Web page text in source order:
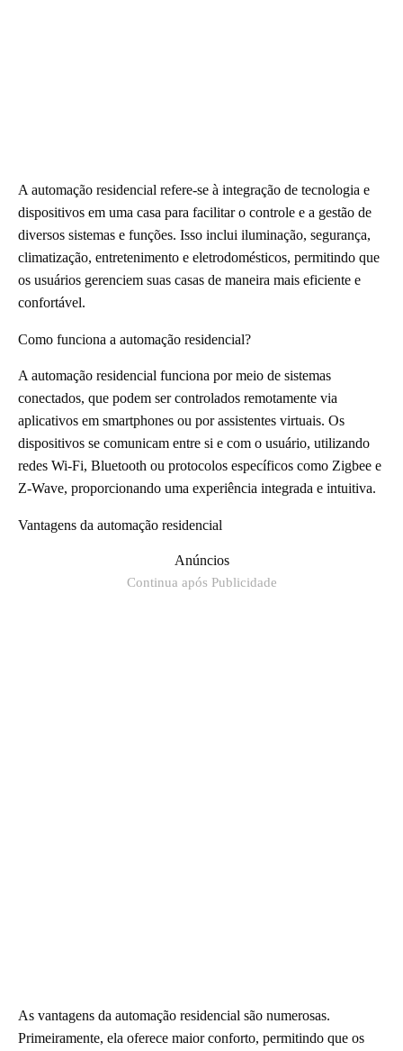
A automação residencial refere-se à integração de tecnologia e
dispositivos em uma casa para facilitar o controle e a gestão de
diversos sistemas e funções. Isso inclui iluminação, segurança,
climatização, entretenimento e eletrodomésticos, permitindo que
os usuários gerenciem suas casas de maneira mais eficiente e
confortável.
Como funciona a automação residencial?
A automação residencial funciona por meio de sistemas
conectados, que podem ser controlados remotamente via
aplicativos em smartphones ou por assistentes virtuais. Os
dispositivos se comunicam entre si e com o usuário, utilizando
redes Wi-Fi, Bluetooth ou protocolos específicos como Zigbee e
Z-Wave, proporcionando uma experiência integrada e intuitiva.
Vantagens da automação residencial
Anúncios
Continua após Publicidade
As vantagens da automação residencial são numerosas.
Primeiramente, ela oferece maior conforto, permitindo que os